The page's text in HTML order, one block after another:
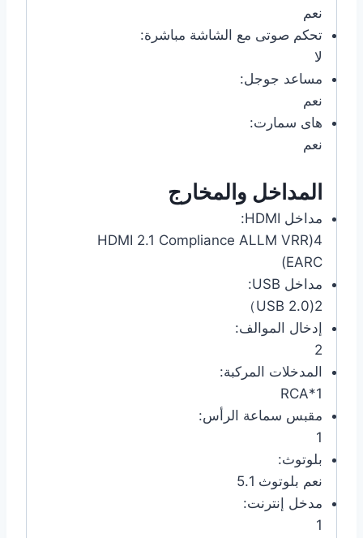
نعم
تحكم صوتى مع الشاشة مباشرة:
لا
مساعد جوجل:
نعم
هاى سمارت:
نعم
المداخل والمخارج
مداخل HDMI:
4(HDMI 2.1 Compliance ALLM VRR
EARC)
مداخل USB:
2(USB 2.0）
إدخال الموالف:
2
المدخلات المركبة:
1*RCA
مقبس سماعة الرأس:
1
بلوتوث:
نعم بلوتوث 5.1
مدخل إنترنت:
1